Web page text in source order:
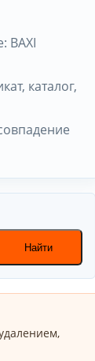
BAXI
каталог,
Найти